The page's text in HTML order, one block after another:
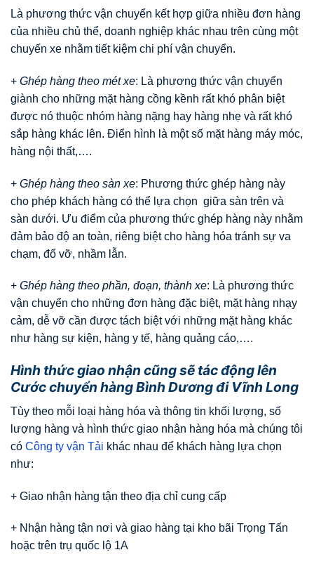
Là phương thức vận chuyển kết hợp giữa nhiều đơn hàng
của nhiều chủ thể, doanh nghiệp khác nhau trên cùng một
chuyến xe nhằm tiết kiệm chi phí vận chuyển.
+ Ghép hàng theo mét xe: Là phương thức vận chuyển
giành cho những mặt hàng cồng kềnh rất khó phân biệt
được nó thuộc nhóm hàng nặng hay hàng nhẹ và rất khó
sắp hàng khác lên. Điển hình là một số mặt hàng máy móc,
hàng nội thất,….
+ Ghép hàng theo sàn xe: Phương thức ghép hàng này
cho phép khách hàng có thể lựa chọn giữa sàn trên và
sàn dưới. Ưu điểm của phương thức ghép hàng này nhằm
đảm bảo độ an toàn, riêng biệt cho hàng hóa tránh sự va
chạm, đổ vỡ, nhầm lẫn.
+ Ghép hàng theo phần, đoạn, thành xe: Là phương thức
vận chuyển cho những đơn hàng đặc biệt, mặt hàng nhạy
cảm, dễ vỡ cần được tách biệt với những mặt hàng khác
như hàng sự kiện, hàng y tế, hàng quảng cáo,….
Hình thức giao nhận cũng sẽ tác động lên
Cước chuyển hàng Bình Dương đi Vĩnh Long
Tùy theo mỗi loại hàng hóa và thông tin khối lượng, số
lượng hàng và hình thức giao nhận hàng hóa mà chúng tôi
có Công ty vận Tải khác nhau để khách hàng lựa chọn
như:
+ Giao nhận hàng tận theo địa chỉ cung cấp
+ Nhận hàng tận nơi và giao hàng tại kho bãi Trọng Tấn
hoặc trên trụ quốc lộ 1A